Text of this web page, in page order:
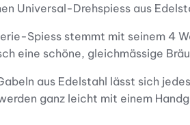
Universal-Drehspiess aus
Spiess stemmt mit seinem 4
eine schöne, gleichmässige
aus Edelstahl lässt sich
ganz leicht mit einem